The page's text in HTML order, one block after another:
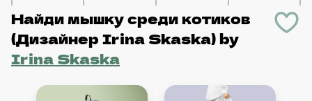
Найди мышку среди котиков
(Дизайнер Irina Skaska)by
Irina Skaska